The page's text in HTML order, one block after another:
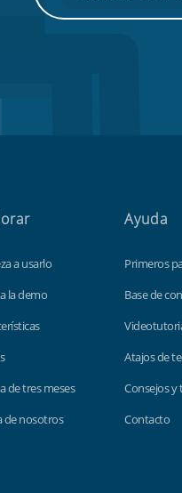
a usarlo
la demo
de tres meses
de nosotros
Ayuda
Primeros
Base de
Atajos de
Consejos y
Contacto